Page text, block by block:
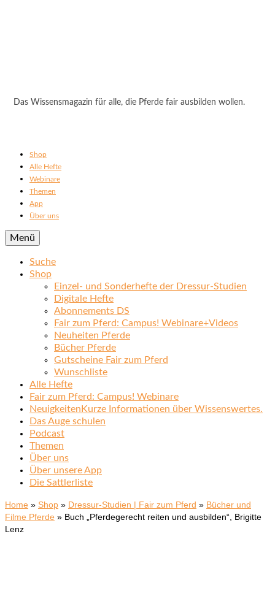
Das Wissensmagazin für alle, die Pferde fair ausbilden wollen.
Shop
Alle Hefte
Webinare
Themen
App
Über uns
Menü
Suche
Shop
Einzel- und Sonderhefte der Dressur-Studien
Digitale Hefte
Abonnements DS
Fair zum Pferd: Campus! Webinare+Videos
Neuheiten Pferde
Bücher Pferde
Gutscheine Fair zum Pferd
Wunschliste
Alle Hefte
Fair zum Pferd: Campus! Webinare
Neuigkeiten Kurze Informationen über Wissenswertes.
Das Auge schulen
Podcast
Themen
Über uns
Über unsere App
Die Sattlerliste
Home » Shop » Dressur-Studien | Fair zum Pferd » Bücher und
Filme Pferde » Buch „Pferdegerecht reiten und ausbilden“, Brigitte
Lenz